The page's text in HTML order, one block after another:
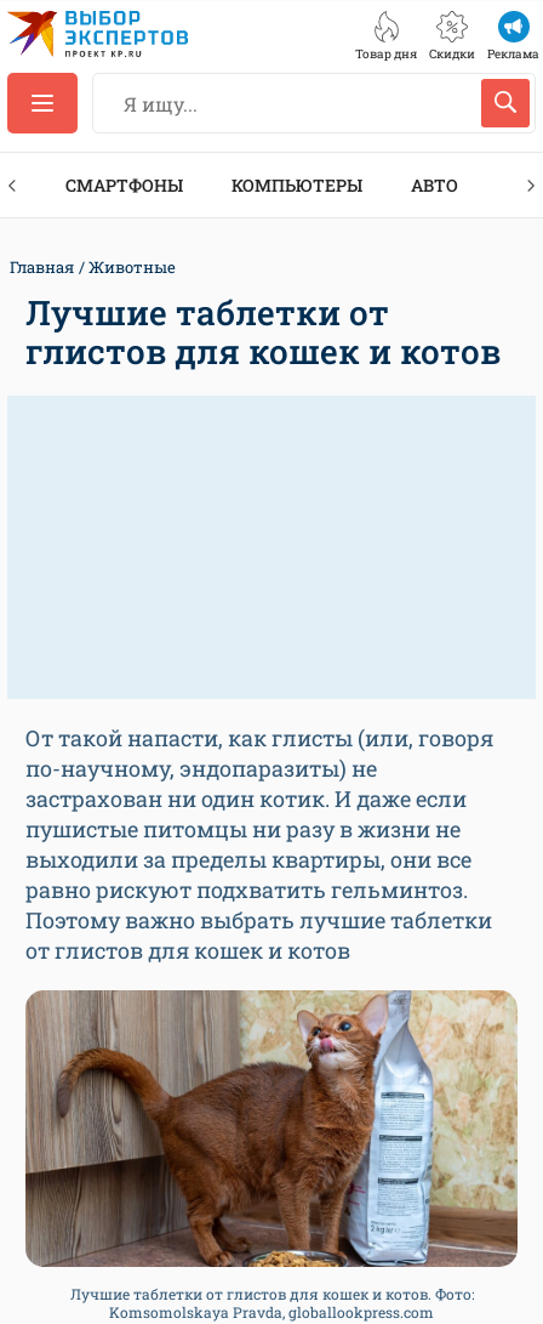
Товар дня Скидки Реклама
СМАРТФОНЫ КОМПЬЮТЕРЫ АВТО
Главная Животные
Лучшие таблетки от
глистов для кошек и котов
От такой напасти, как глисты (или, говоря
по-научному, эндопаразиты) не
застрахован ни один котик. И даже если
пушистые питомцы ни разу в жизни не
выходили за пределы квартиры, они все
равно рискуют подхватить гельминтоз.
Поэтому важно выбрать лучшие таблетки
от глистов для кошек и котов
Лучшие таблетки от глистов для кошек и котов. Фото:
Komsomolskaya Pravda, globallookpress.com